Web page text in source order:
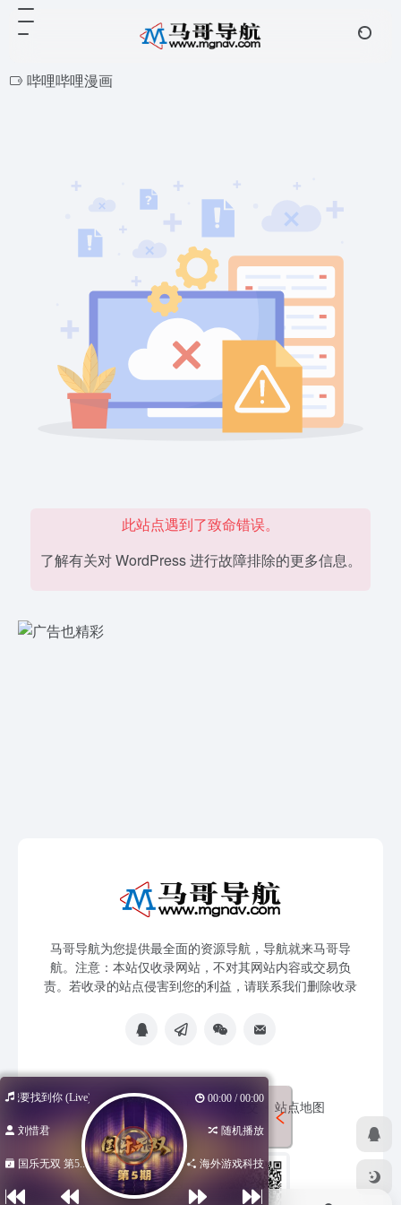
哔哩哔哩漫画
此站点遇到了致命错误。
了解有关对 WordPress 进行故障排除的更多信息。
马哥导航为您提供最全面的资源导航，导航就来马哥导
航。注意：本站仅收录网站，不对其网站内容或交易负
责。若收录的站点侵害到您的利益，请联系我们删除收录
免责声明 友链申请 网站提交 站点地图
我要找到你 (Live) 00:00 / 00:00
刘惜君 随机播放
国乐无双 第5... 海外游戏科技